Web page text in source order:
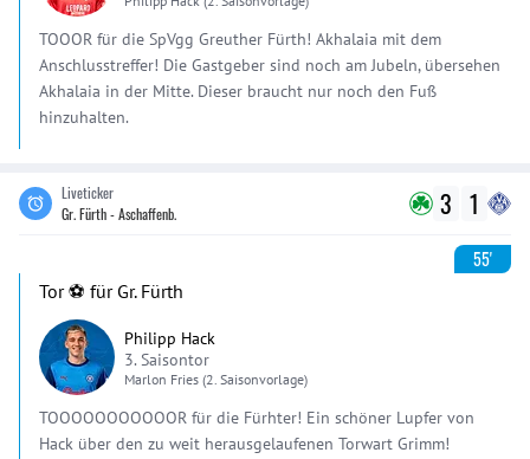
TOOOR für die SpVgg Greuther Fürth! Akhalaia mit dem
Anschlusstreffer! Die Gastgeber sind noch am Jubeln, übersehen
Akhalaia in der Mitte. Dieser braucht nur noch den Fuß
hinzuhalten.
Liveticker
Gr. Fürth - Aschaffenb.
3 1
55'
Tor ⚽️ für Gr. Fürth
Philipp Hack
3. Saisontor
Marlon Fries (2. Saisonvorlage)
TOOOOOOOOOOOR für die Fürhter! Ein schöner Lupfer von
Hack über den zu weit herausgelaufenen Torwart Grimm!